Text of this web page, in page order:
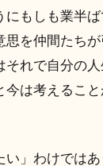
もしも業半ば
思を仲間たち
それで自分の
今は考えるこ
い」わけでは